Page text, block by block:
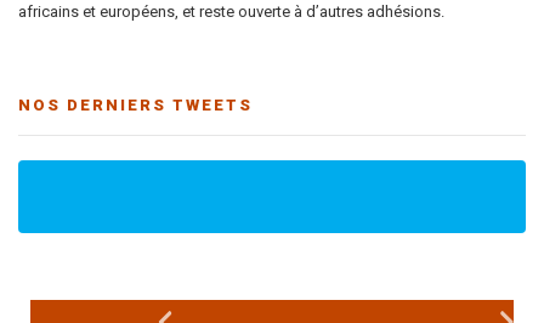
africains et européens, et reste ouverte à d’autres adhésions.
NOS DERNIERS TWEETS